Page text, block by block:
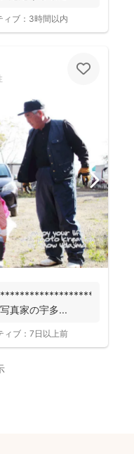
ブ： 3時間以内
真家の宇多...
ィブ： 7日以上前